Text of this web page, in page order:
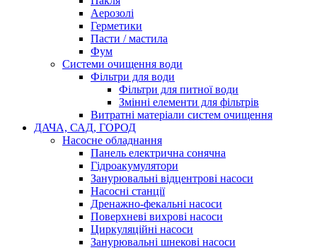
Аерозолі
Герметики
Пасти / мастила
Фум
Системи очищення води
Фільтри для води
Фільтри для питної води
Змінні елементи для фільтрів
Витратні матеріали систем очищення
ДАЧА, САД, ГОРОД
Насосне обладнання
Панель електрична сонячна
Гідроакумулятори
Занурювальні відцентрові насоси
Насосні станції
Дренажно-фекальні насоси
Поверхневі вихрові насоси
Циркуляційні насоси
Занурювальні шнекові насоси